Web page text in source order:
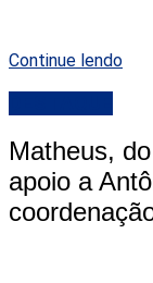
Continue lendo
Matheus,
apoio a